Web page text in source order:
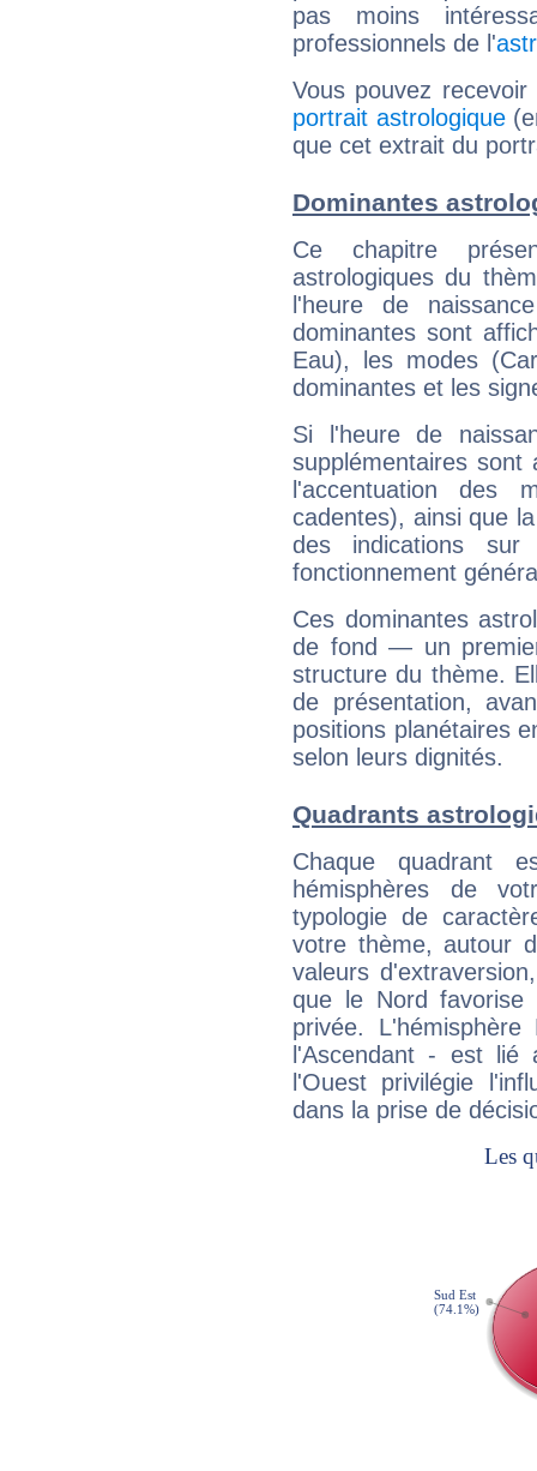
pas moins
professionnels de l'
Vous pouvez
portrait astrologique
que cet extrait du
Dominantes
Ce chapitre
astrologiques du
l'heure de
dominantes sont
Eau), les modes
dominantes et les
Si l'heure de
supplémentaires sont
l'accentuation des
cadentes), ainsi que
des indications sur
fonctionnement
Ces dominantes
de fond — un
structure du thème.
de présentation,
positions planétaires
selon leurs dignités.
Quadrants
Chaque quadrant
hémisphères de
typologie de
votre thème, autour
valeurs
que le Nord favorise
privée.
l'Ascendant - est
l'Ouest privilégie
dans la prise de